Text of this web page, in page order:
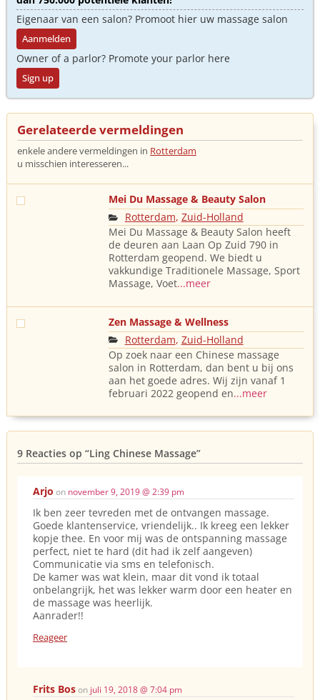
Eigenaar van een salon? Promoot hier uw massage salon
Aanmelden
Owner of a parlor? Promote your parlor here
Sign up
Gerelateerde vermeldingen
enkele andere vermeldingen in Rotterdam
u misschien interesseren...
Mei Du Massage & Beauty Salon
Rotterdam, Zuid-Holland
Mei Du Massage & Beauty Salon heeft
de deuren aan Laan Op Zuid 790 in
Rotterdam geopend. We biedt u
vakkundige Traditionele Massage, Sport
Massage, Voet...meer
Zen Massage & Wellness
Rotterdam, Zuid-Holland
Op zoek naar een Chinese massage
salon in Rotterdam, dan bent u bij ons
aan het goede adres. Wij zijn vanaf 1
februari 2022 geopend en...meer
9 Reacties op “Ling Chinese Massage”
Arjo on november 9, 2019 @ 2:39 pm
Ik ben zeer tevreden met de ontvangen massage.
Goede klantenservice, vriendelijk.. Ik kreeg een lekker
kopje thee. En voor mij was de ontspanning massage
perfect, niet te hard (dit had ik zelf aangeven)
Communicatie via sms en telefonisch.
De kamer was wat klein, maar dit vond ik totaal
onbelangrijk, het was lekker warm door een heater en
de massage was heerlijk.
Aanrader!!
Reageer
Frits Boson juli 19, 2018 @ 7:04 pm